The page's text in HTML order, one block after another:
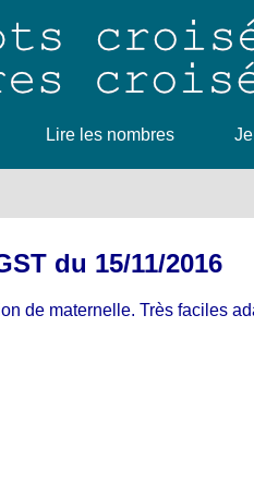
Lire les nombres
du 15/11/2016
de maternelle. Très faciles